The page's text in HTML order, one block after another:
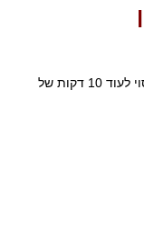
לאפות מכוסה עד להתרככות ולהסיר את הכיסוי לעוד 10 דקות של